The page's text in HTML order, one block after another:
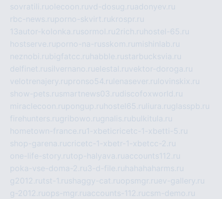
sovratili.ruolecoon.ruvd-dosug.ruadonyev.ru
rbc-news.ruporno-skvirt.rukrospr.ru
13autor-kolonka.rusormol.ru2rich.ru hostel-65.ru
hostserve.ruporno-na-russkom.ru mishinlab.ru
neznobi.rubigfatcc.ru habble.rustarbucksvia.ru
delfinet.rusilvernano.ruelestal.ruvektor-doroga.ru
velotrenajery.rupronso54.ru lenasever.ru lovinskix.ru
show-pets.rusmartnews03.rudiscofoxworld.ru
miraclecoon.rupongup.ru hostel65.ru liura.ruglasspb.ru
firehunters.rugribowo.rugnalis.rubulkitula.ru
hometown-france.ru1-xbeticricetc-1-xbetti-5.ru
shop-garena.rucricetc-1-xbetr-1-xbetcc-2.ru
one-life-story.rutop-halyava.ruaccounts112.ru
poka-vse-doma-2.ru3-d-file.ru hahahaharms.ru
g2012.rutst-1.rushaggy-cat.ruopsmgr.ruev-gallery.ru
g-2012.ruops-mgr.ruaccounts-112.rucsm-demo.ru